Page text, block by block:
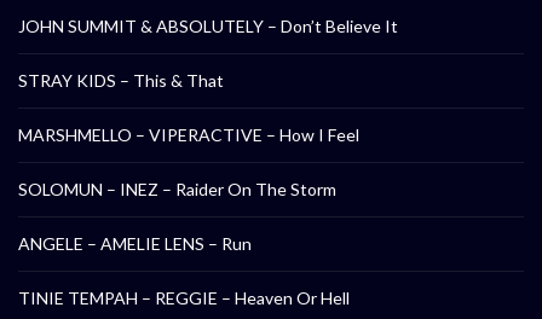
JOHN SUMMIT & ABSOLUTELY – Don’t Believe It
STRAY KIDS – This & That
MARSHMELLO – VIPERACTIVE – How I Feel
SOLOMUN – INEZ – Raider On The Storm
ANGELE – AMELIE LENS – Run
TINIE TEMPAH – REGGIE – Heaven Or Hell